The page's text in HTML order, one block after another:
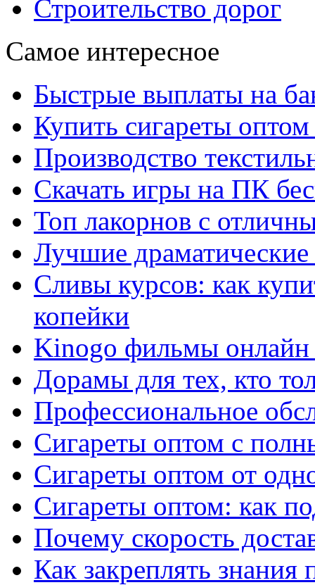
Строительство дорог
Самое интересное
Быстрые выплаты на
Купить сигареты
Производство
Скачать игры на ПК
Топ лакорнов с
Лучшие
Сливы курсов: как
копейки
Kinogo фильмы онлайн
Дорамы для тех, кто
Профессиональное
Сигареты оптом с
Сигареты оптом от
Сигареты оптом: как
Почему скорость
Как закреплять знания